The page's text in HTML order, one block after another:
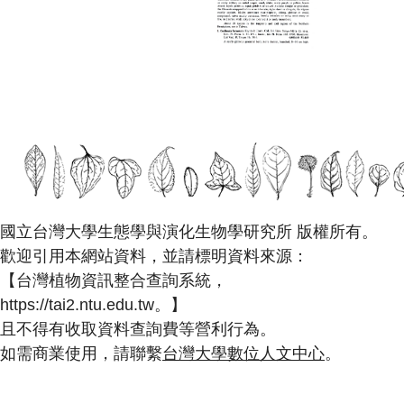
國立台灣大學生態學與演化生物學研究所 版權所有。
歡迎引用本網站資料，並請標明資料來源：
【台灣植物資訊整合查詢系統，
https://tai2.ntu.edu.tw。】
且不得有收取資料查詢費等營利行為。
如需商業使用，請聯繫台灣大學數位人文中心。